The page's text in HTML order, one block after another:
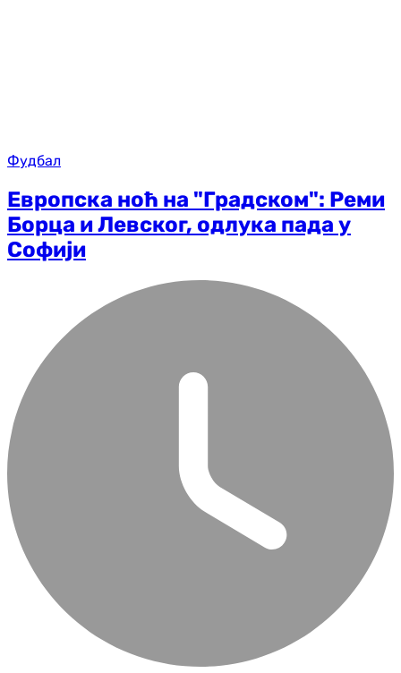
Фудбал
Европска ноћ на "Градском": Реми
Борца и Левског, одлука пада у
Софији